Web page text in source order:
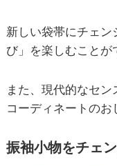
新しい袋帯にチェ
び」を楽しむことが
また、現代的なセン
コーディネートのお
振袖小物をチェ